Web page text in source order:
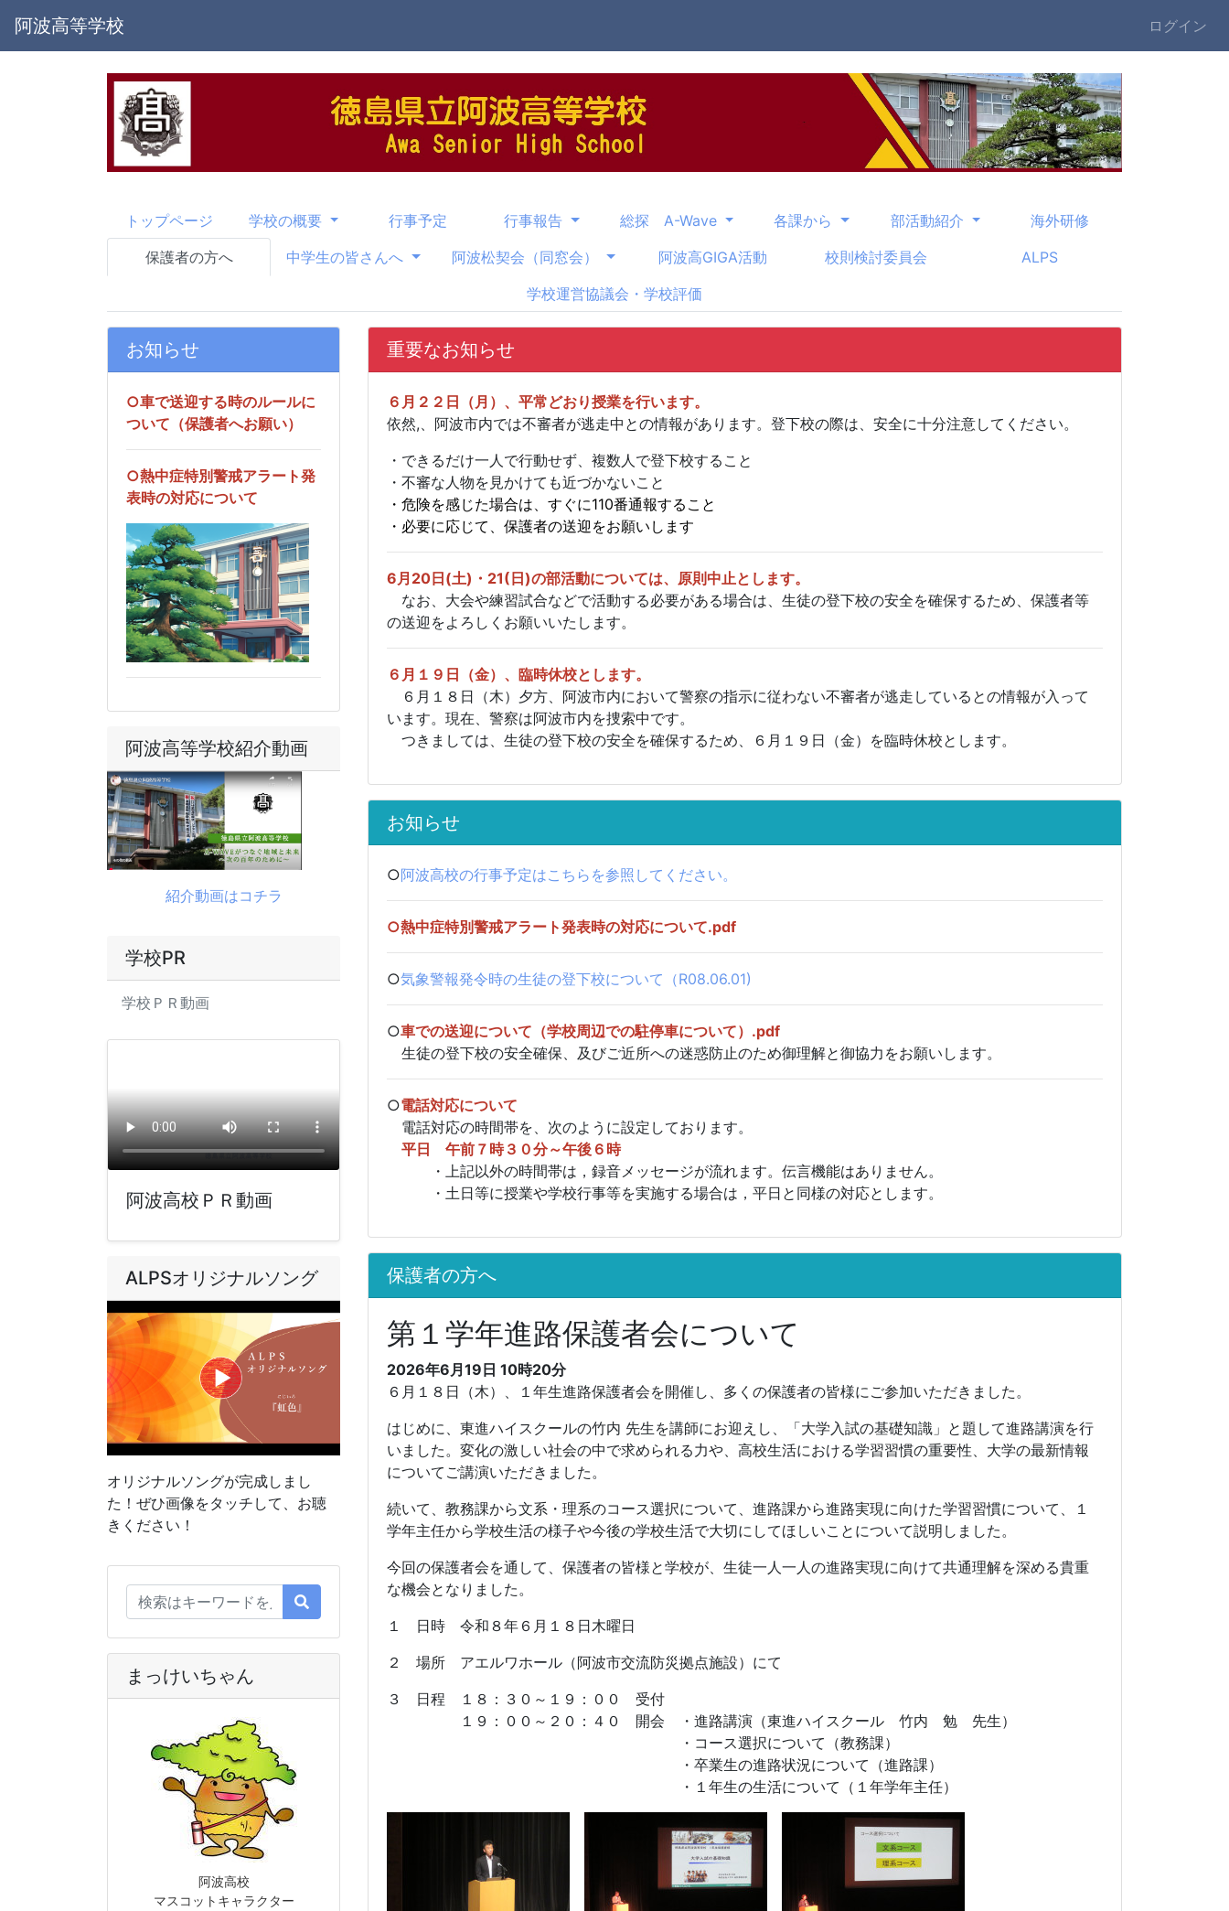
阿波高等学校 ログイン
トップページ 学校の概要 行事予定 行事報告 総探 A-Wave 各課から 部活動紹介
海外研修
保護者の方へ
中学生の皆さんへ 阿波松契会（同窓会） 阿波高GIGA活動 校則検討委員会
ALPS
学校運営協議会・学校評価
お知らせ
○車で送迎する時のルールに
ついて（保護者へお願い）
○熱中症特別警戒アラート発
表時の対応について
阿波高等学校紹介動画
紹介動画はコチラ
学校PR
学校ＰＲ動画
阿波高校ＰＲ動画
ALPSオリジナルソング
オリジナルソングが完成しまし
た！ぜひ画像をタッチして、お聴
きください！
まっけいちゃん
阿波高校
マスコットキャラクター
重要なお知らせ
６月２２日（月）、平常どおり授業を行います。
依然,、阿波市内では不審者が逃走中との情報があります。登下校の際は、安全に十分注意してください。
・できるだけ一人で行動せず、複数人で登下校すること
・不審な人物を見かけても近づかないこと
・危険を感じた場合は、すぐに110番通報すること
・必要に応じて、保護者の送迎をお願いします
6月20日(土)・21(日)の部活動については、 原則中止とします。
なお、大会や練習試合などで活動する必要がある場合は、生徒の登下校の安全を確保するため、保護者等
の送迎をよろしくお願いいたします。
６月１９日（金）、臨時休校とします。
６月１８日（木）夕方、阿波市内において警察の指示に従わない不審者が逃走しているとの情報が入って
います。現在、警察は阿波市内を捜索中です。
つきましては、生徒の登下校の安全を確保するため、６月１９日（金）を臨時休校とします。
お知らせ
○阿波高校の行事予定はこちらを参照してください。
○熱中症特別警戒アラート発表時の対応について.pdf
○気象警報発令時の生徒の登下校について（R08.06.01)
○車での送迎について（学校周辺での駐停車について）.pdf
生徒の登下校の安全確保、及びご近所への迷惑防止のため御理解と御協力をお願いします。
○電話対応について
電話対応の時間帯を、次のように設定しております。
平日 午前７時３０分～午後６時
・上記以外の時間帯は，録音メッセージが流れます。伝言機能はありません。
・土日等に授業や学校行事等を実施する場合は，平日と同様の対応とします。
保護者の方へ
第１学年進路保護者会について
2026年6月19日 10時20分
６月１８日（木）、１年生進路保護者会を開催し、多くの保護者の皆様にご参加いただきました。
はじめに、東進ハイスクールの竹内 先生を講師にお迎えし、「大学入試の基礎知識」と題して進路講演を行
いました。変化の激しい社会の中で求められる力や、高校生活における学習習慣の重要性、大学の最新情報
についてご講演いただきました。
続いて、教務課から文系・理系のコース選択について、進路課から進路実現に向けた学習習慣について、１
学年主任から学校生活の様子や今後の学校生活で大切にしてほしいことについて説明しました。
今回の保護者会を通して、保護者の皆様と学校が、生徒一人一人の進路実現に向けて共通理解を深める貴重
な機会となりました。
１ 日時 令和８年６月１８日木曜日
２ 場所 アエルワホール（阿波市交流防災拠点施設）にて
３ 日程 １８：３０～１９：００ 受付
１９：００～２０：４０ 開会 ・進路講演（東進ハイスクール 竹内 勉 先生）
・コース選択について（教務課）
・卒業生の進路状況について（進路課）
・１年生の生活について（１年学年主任）